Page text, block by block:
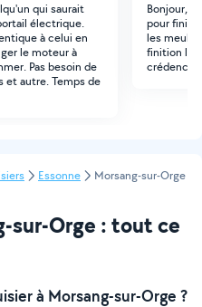
qui saurait
électrique.
à celui en
le moteur à
Pas besoin de
et autre. Temps de
Bonjour,
pour finir
les
finition les
crédence
Essonne Morsang-sur-Orge
sur-Orge : tout ce
à Morsang-sur-Orge ?